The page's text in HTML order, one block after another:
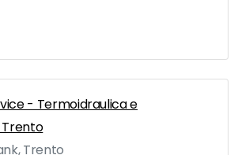
- Termoidraulica e
Trento
Trento